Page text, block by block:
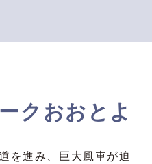
クおおとよ
を進み、巨大風車が迫